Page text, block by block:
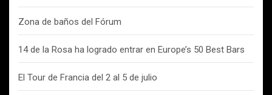
Zona de baños del Fórum
14 de la Rosa ha logrado entrar en Europe’s 50 Best Bars
El Tour de Francia del 2 al 5 de julio